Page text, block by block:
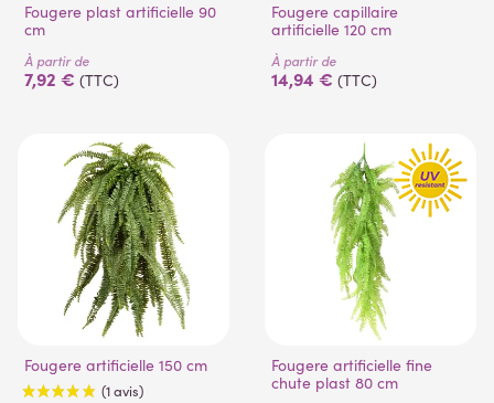
Fougere plast artificielle 90
cm
À partir de
7,92 € (TTC)
Fougere capillaire
artificielle 120 cm
À partir de
14,94 € (TTC)
Fougere artificielle 150 cm
Fougere artificielle fine
chute plast 80 cm